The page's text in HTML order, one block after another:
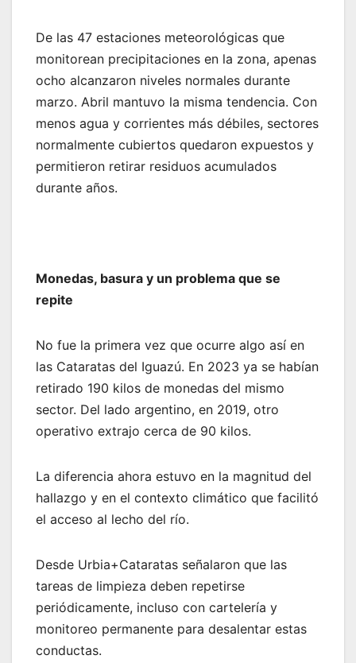
De las 47 estaciones meteorológicas que
monitorean precipitaciones en la zona, apenas
ocho alcanzaron niveles normales durante
marzo. Abril mantuvo la misma tendencia. Con
menos agua y corrientes más débiles, sectores
normalmente cubiertos quedaron expuestos y
permitieron retirar residuos acumulados
durante años.
Monedas, basura y un problema que se
repite
No fue la primera vez que ocurre algo así en
las Cataratas del Iguazú. En 2023 ya se habían
retirado 190 kilos de monedas del mismo
sector. Del lado argentino, en 2019, otro
operativo extrajo cerca de 90 kilos.
La diferencia ahora estuvo en la magnitud del
hallazgo y en el contexto climático que facilitó
el acceso al lecho del río.
Desde Urbia+Cataratas señalaron que las
tareas de limpieza deben repetirse
periódicamente, incluso con cartelería y
monitoreo permanente para desalentar estas
conductas.